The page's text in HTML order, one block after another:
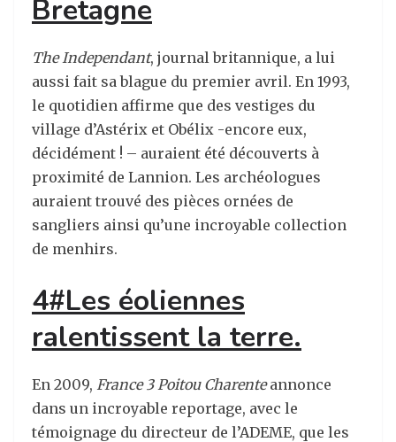
Bretagne
The Independant, journal britannique, a lui
aussi fait sa blague du premier avril. En 1993,
le quotidien affirme que des vestiges du
village d’Astérix et Obélix -encore eux,
décidément ! – auraient été découverts à
proximité de Lannion. Les archéologues
auraient trouvé des pièces ornées de
sangliers ainsi qu’une incroyable collection
de menhirs.
4#Les éoliennes
ralentissent la terre.
En 2009, France 3 Poitou Charenteannonce
dans un incroyable reportage, avec le
témoignage du directeur de l’ADEME, que les